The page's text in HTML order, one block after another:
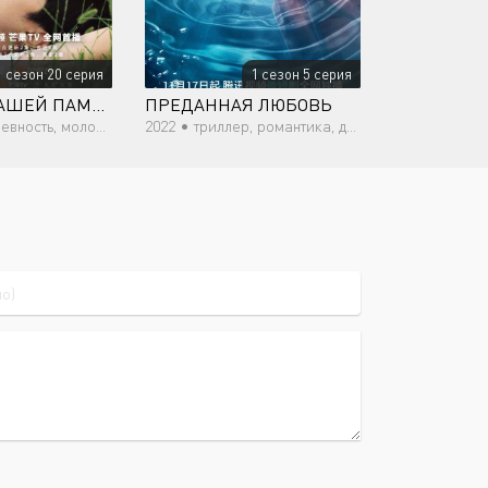
сезон 20 серия
РАДУГА В НАШЕЙ ПАМЯТИ
молодость, драма
1 сезон 5 серия
ПРЕДАННАЯ ЛЮБОВЬ
2022 •триллер, романтика, драма